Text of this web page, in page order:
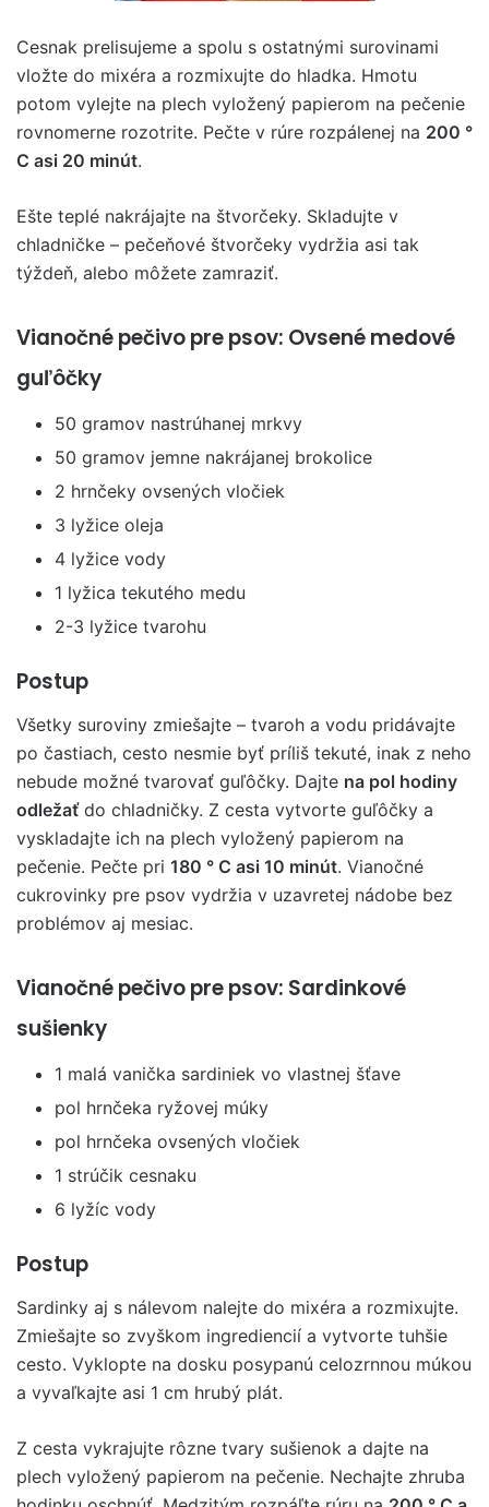
Cesnak prelisujeme a spolu s ostatnými surovinami
vložte do mixéra a rozmixujte do hladka. Hmotu
potom vylejte na plech vyložený papierom na pečenie
rovnomerne rozotrite. Pečte v rúre rozpálenej na 200 °
C asi 20 minút.
Ešte teplé nakrájajte na štvorčeky. Skladujte v
chladničke – pečeňové štvorčeky vydržia asi tak
týždeň, alebo môžete zamraziť.
Vianočné pečivo pre psov: Ovsené medové
guľôčky
50 gramov nastrúhanej mrkvy
50 gramov jemne nakrájanej brokolice
2 hrnčeky ovsených vločiek
3 lyžice oleja
4 lyžice vody
1 lyžica tekutého medu
2-3 lyžice tvarohu
Postup
Všetky suroviny zmiešajte – tvaroh a vodu pridávajte
po častiach, cesto nesmie byť príliš tekuté, inak z neho
nebude možné tvarovať guľôčky. Dajte na pol hodiny
odležaťdo chladničky. Z cesta vytvorte guľôčky a
vyskladajte ich na plech vyložený papierom na
pečenie. Pečte pri 180 ° C asi 10 minút. Vianočné
cukrovinky pre psov vydržia v uzavretej nádobe bez
problémov aj mesiac.
Vianočné pečivo pre psov: Sardinkové
sušienky
1 malá vanička sardiniek vo vlastnej šťave
pol hrnčeka ryžovej múky
pol hrnčeka ovsených vločiek
1 strúčik cesnaku
6 lyžíc vody
Postup
Sardinky aj s nálevom nalejte do mixéra a rozmixujte.
Zmiešajte so zvyškom ingrediencií a vytvorte tuhšie
cesto. Vyklopte na dosku posypanú celozrnnou múkou
a vyvaľkajte asi 1 cm hrubý plát.
Z cesta vykrajujte rôzne tvary sušienok a dajte na
plech vyložený papierom na pečenie. Nechajte zhruba